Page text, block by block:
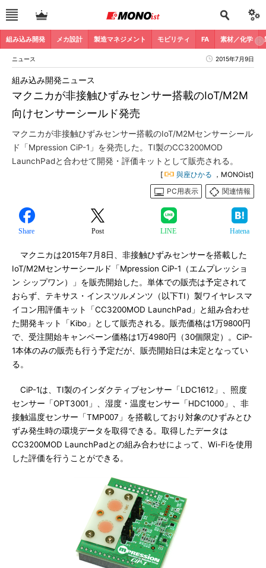
組み込み開発 メカ設計 製造マネジメント モビリティ FA 素材／化学
ニュース 2015年7月9日
マクニカが非接触ひずみセンサー搭載のIoT/M2M
向けセンサーシールド発売
組み込み開発ニュース
マクニカが非接触ひずみセンサー搭載のIoT/M2Mセンサーシール
ド「Mpression CiP-1」を発売した。TI製のCC3200MOD
LaunchPadと合わせて開発・評価キットとして販売される。
[ 與座ひかる ，MONOist]
PC用表示
関連情報
Share Post LINE Hatena
マクニカは2015年7月8日、非接触ひずみセンサーを搭載した
IoT/M2Mセンサーシールド「Mpression CiP-1（エムプレッショ
ン シップワン）」を販売開始した。単体での販売は予定されて
おらず、テキサス・インスツルメンツ（以下TI）製ワイヤレスマ
イコン用評価キット「CC3200MOD LaunchPad」と組み合わせ
た開発キット「Kibo」として販売される。販売価格は1万9800円
で、受注開始キャンペーン価格は1万4980円（30個限定）。CiP-
1本体のみの販売も行う予定だが、販売開始日は未定となってい
る。
CiP-1は、TI製のインダクティブセンサー「LDC1612」、照度
センサー「OPT3001」、湿度・温度センサー「HDC1000」、非
接触温度センサー「TMP007」を搭載しており対象のひずみとひ
ずみ発生時の環境データを取得できる。取得したデータは
CC3200MOD LaunchPadとの組み合わせによって、Wi-Fiを使用
した評価を行うことができる。